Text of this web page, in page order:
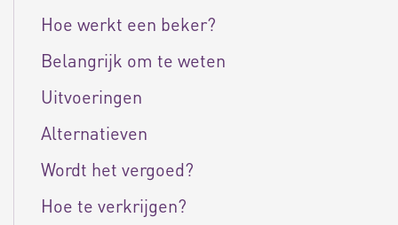
Hoe werkt een beker?
Belangrijk om te weten
Uitvoeringen
Alternatieven
Wordt het vergoed?
Hoe te verkrijgen?